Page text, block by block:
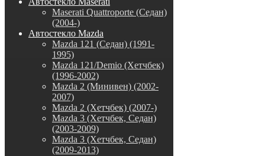
Maserati Quattroporte (Седан)
(2004-)
Автостекло Mazda
Mazda 121 (Седан) (1991-
1995)
Mazda 121/Demio (Хетчбек)
(1996-2002)
Mazda 2 (Минивен) (2002-
2007)
Mazda 2 (Хетчбек) (2007-)
Mazda 3 (Хетчбек, Седан)
(2003-2009)
Mazda 3 (Хетчбек, Седан)
(2009-2013)